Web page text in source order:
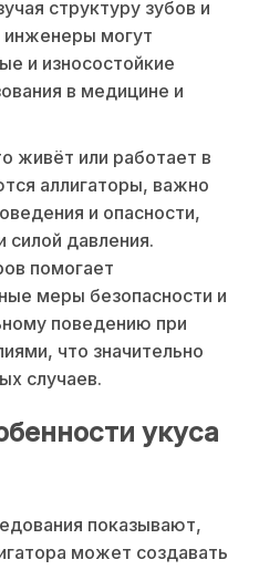
структуру зубов и
инженеры могут
и износостойкие
в медицине и
живёт или работает в
аллигаторы, важно
и опасности,
силой давления.
помогает
меры безопасности и
поведению при
что значительно
случаев.
укуса
показывают,
может создавать